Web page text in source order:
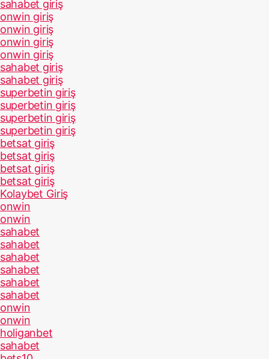
sahabet giriş
onwin giriş
onwin giriş
onwin giriş
onwin giriş
sahabet giriş
sahabet giriş
superbetin giriş
superbetin giriş
superbetin giriş
superbetin giriş
betsat giriş
betsat giriş
betsat giriş
betsat giriş
Kolaybet Giriş
onwin
onwin
sahabet
sahabet
sahabet
sahabet
sahabet
sahabet
onwin
onwin
holiganbet
sahabet